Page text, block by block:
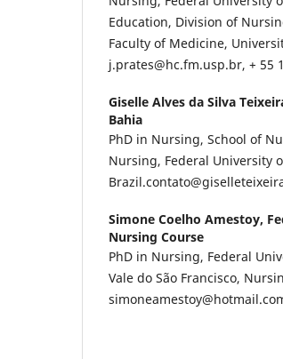
Education, Division of
Faculty of Medicine,
j.prates@hc.fm.usp.br, + 55
Giselle Alves da Silva
Bahia
PhD in Nursing, School of
Nursing, Federal University
Simone Coelho Amestoy,
Nursing Course
PhD in Nursing, Federal
Vale do São Francisco,